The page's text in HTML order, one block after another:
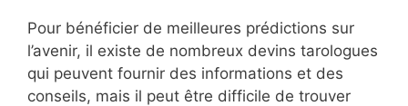
Pour bénéficier de meilleures prédictions sur
l’avenir, il existe de nombreux devins tarologues
qui peuvent fournir des informations et des
conseils, mais il peut être difficile de trouver